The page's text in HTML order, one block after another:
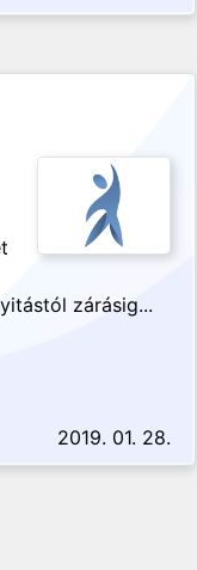
zárásig...
2019. 01. 28.